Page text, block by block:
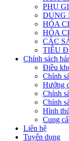
PHỤ
DUNG
HÓA
HÓA
CÁC
TIÊU
Chính sách
Điều
Chính
Hướng
Chính
Chính
Hình
Cung
Liên hệ
Tuyển dụng